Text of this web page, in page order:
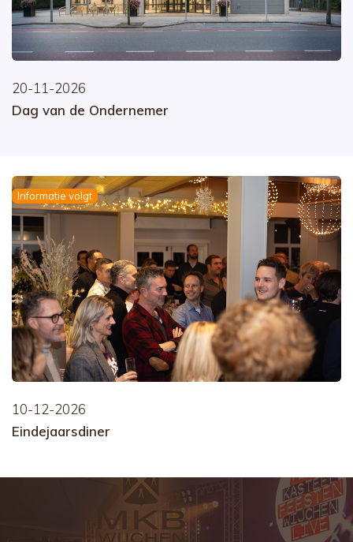
20-11-2026
Dag van de Ondernemer
Informatie volgt
10-12-2026
Eindejaarsdiner